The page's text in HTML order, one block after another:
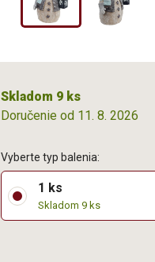
Skladom 9 ks
Doručenie od 11. 8. 2026
Vyberte typ balenia:
1 ks
Skladom 9 ks